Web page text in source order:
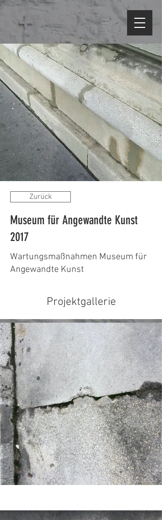
Zurück
Museum für Angewandte Kunst
2017
Wartungsmaßnahmen Museum für
Angewandte Kunst
Projektgallerie